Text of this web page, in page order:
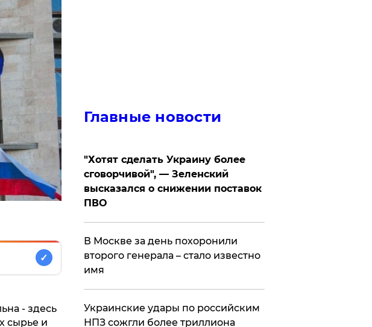
✓
- здесь
сырье и
Главные новости
​"Хотят сделать Украину более
сговорчивой", — Зеленский
высказался о снижении поставок
ПВО
В Москве за день похоронили
второго генерала – стало известно
имя
Украинские удары по российским
НПЗ сожгли более триллиона